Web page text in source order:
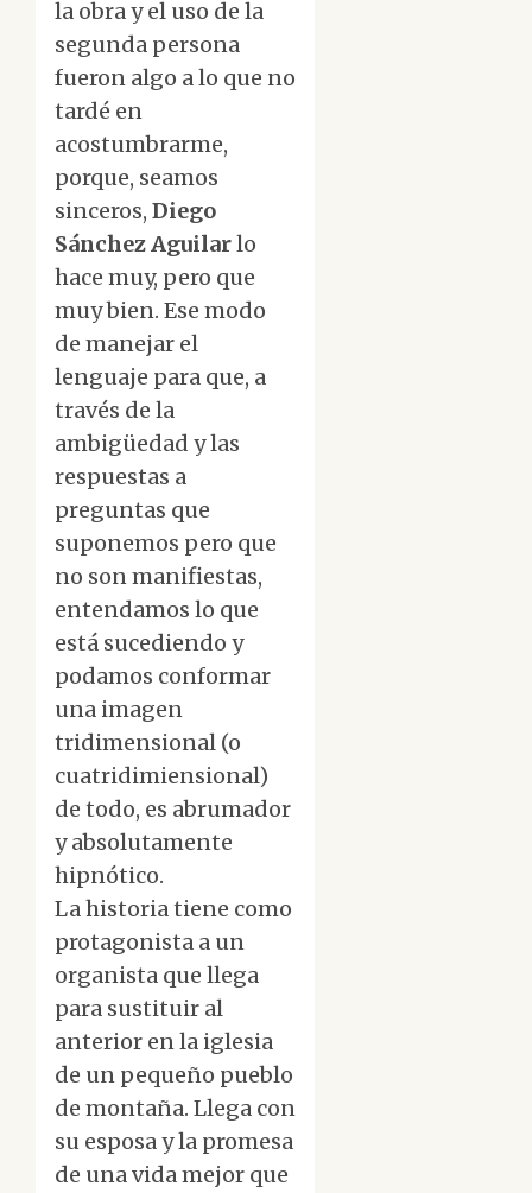
la obra y el uso de la
segunda persona
fueron algo a lo que no
tardé en
acostumbrarme,
porque, seamos
sinceros, Diego
Sánchez Aguilarlo
hace muy, pero que
muy bien. Ese modo
de manejar el
lenguaje para que, a
través de la
ambigüedad y las
respuestas a
preguntas que
suponemos pero que
no son manifiestas,
entendamos lo que
está sucediendo y
podamos conformar
una imagen
tridimensional (o
cuatridimiensional)
de todo, es abrumador
y absolutamente
hipnótico.
La historia tiene como
protagonista a un
organista que llega
para sustituir al
anterior en la iglesia
de un pequeño pueblo
de montaña. Llega con
su esposa y la promesa
de una vida mejor que